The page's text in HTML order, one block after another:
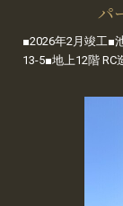
パ
■2026年2月竣工■
13-5■地上12階 RC